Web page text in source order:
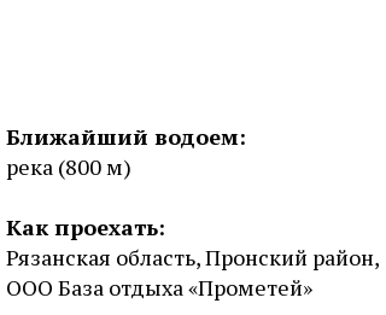
Ближайший водоем:
река (800 м)
Как проехать:
Рязанская область, Пронский район,
ООО База отдыха «Прометей»